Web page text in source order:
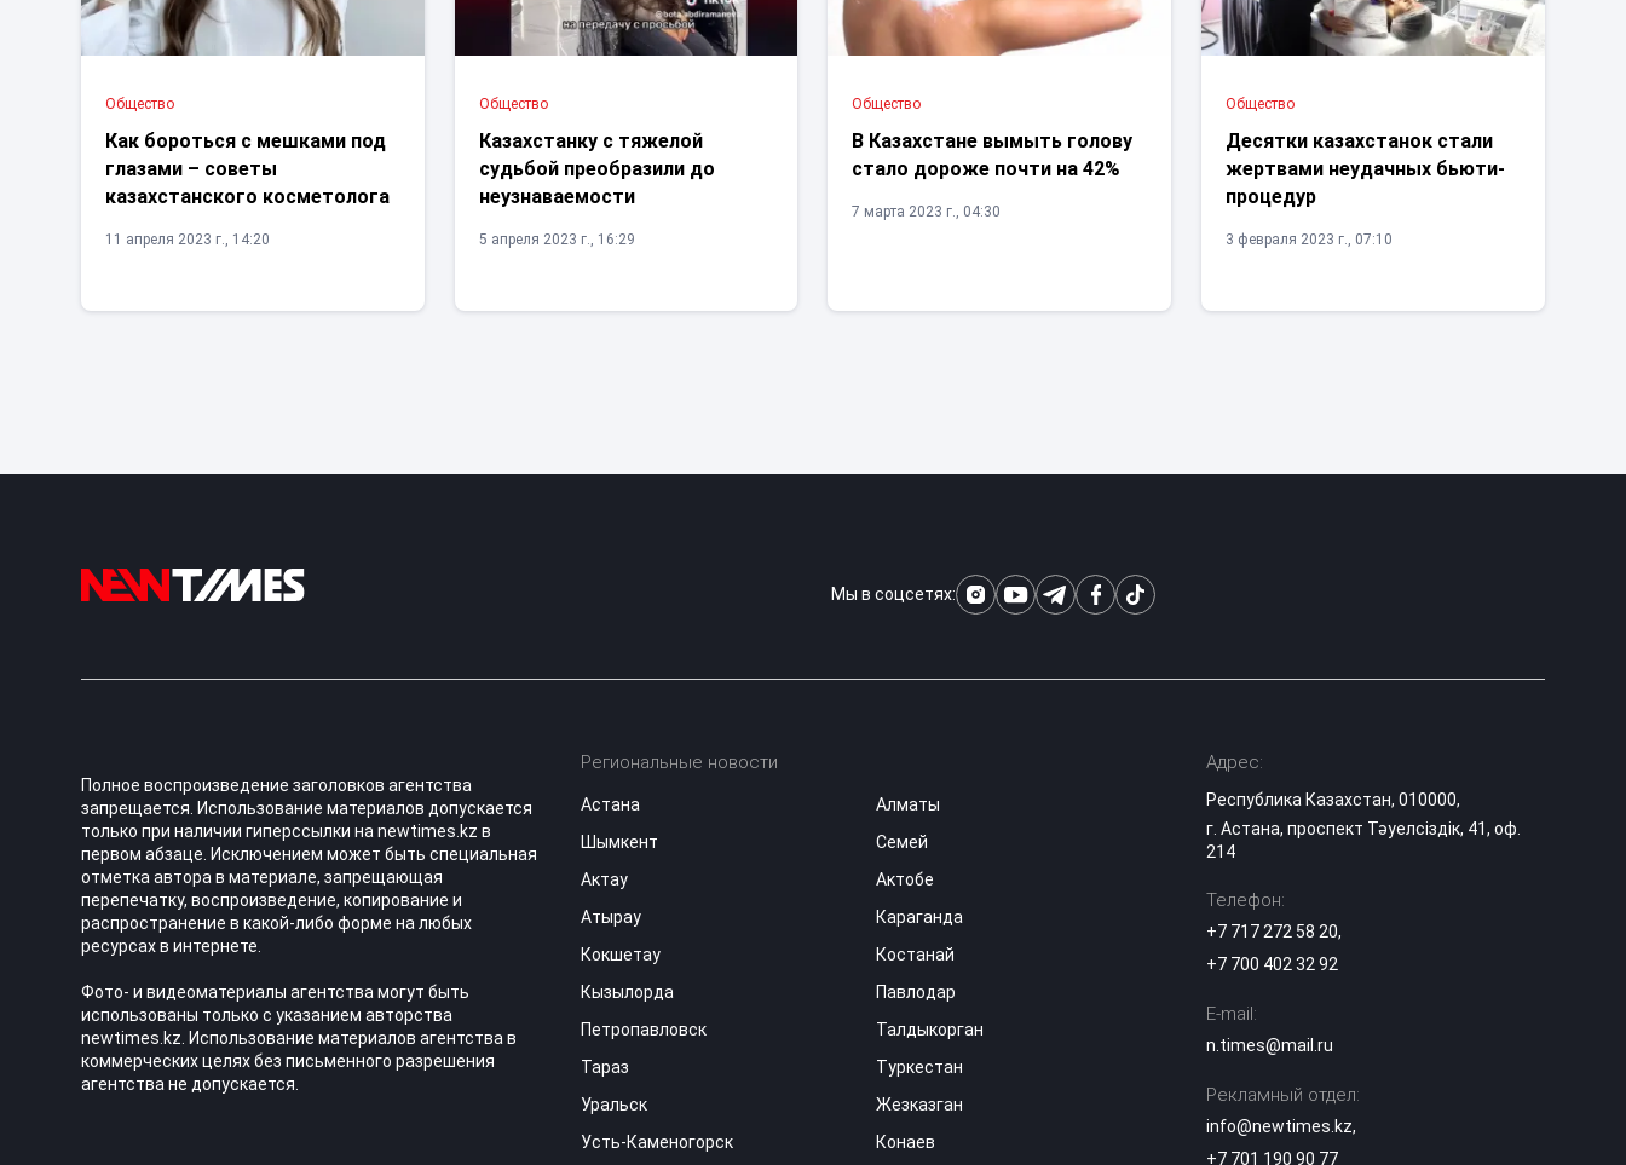
Общество
Как бороться с мешками под
глазами – советы
казахстанского косметолога
11 апреля 2023 г., 14:20
Общество
Казахстанку с тяжелой
судьбой преобразили до
неузнаваемости
5 апреля 2023 г., 16:29
Общество
В Казахстане вымыть голову
стало дороже почти на 42%
7 марта 2023 г., 04:30
Общество
Десятки казахстанок стали
жертвами неудачных бьюти-
процедур
3 февраля 2023 г., 07:10
Мы в соцсетях:
Полное воспроизведение заголовков агентства
запрещается. Использование материалов допускается
только при наличии гиперссылки на newtimes.kz в
первом абзаце. Исключением может быть специальная
отметка автора в материале, запрещающая
перепечатку, воспроизведение, копирование и
распространение в какой-либо форме на любых
ресурсах в интернете.
Фото- и видеоматериалы агентства могут быть
использованы только с указанием авторства
newtimes.kz. Использование материалов агентства в
коммерческих целях без письменного разрешения
агентства не допускается.
Региональные новости
Астана
Алматы
Шымкент
Семей
Актау
Актобе
Атырау
Караганда
Кокшетау
Костанай
Кызылорда
Павлодар
Петропавловск
Талдыкорган
Тараз
Туркестан
Уральск
Жезказган
Усть-Каменогорск
Конаев
Адрес:
Республика Казахстан, 010000,
г. Астана, проспект Тәуелсіздік, 41, оф.
214
Телефон:
+7 717 272 58 20,
+7 700 402 32 92
E-mail:
n.times@mail.ru
Рекламный отдел:
info@newtimes.kz,
+7 701 190 90 77